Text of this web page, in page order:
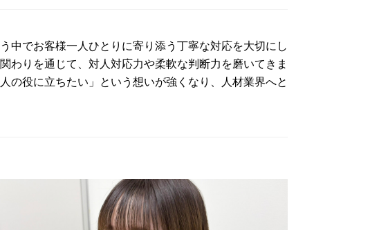
中でお客様一人ひとりに寄り添う丁寧な対応を大切にし
わりを通じて、対人対応力や柔軟な判断力を磨いてきま
の役に立ちたい」という想いが強くなり、人材業界へと